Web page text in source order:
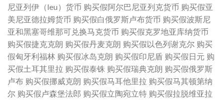
尼亚列伊（leu）货币 购买假阿尔巴尼亚列克货币 购买假亚
美尼亚德拉姆货币 购买假白俄罗斯卢布货币 购买假波斯尼
亚和黑塞哥维那可兑换马克货币 购买假克罗地亚库纳货币
购买假捷克克朗 购买假丹麦克朗 购买假以色列谢克尔 购买
假匈牙利福林 购买假冰岛克朗 购买假印尼盾 购买假日元 购
买假土耳其里拉 购买假泰铢 购买假瑞典克朗 购买假俄罗斯
卢布 购买假挪威克朗 购买假马耳他里拉 购买假马其顿第纳
尔 购买假卢森堡法郎 购买假立陶宛立特 购买假拉脱维亚拉